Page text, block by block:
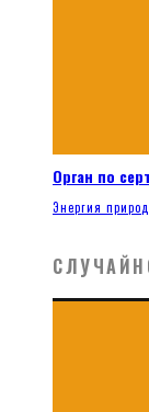
Орган по
Энергия